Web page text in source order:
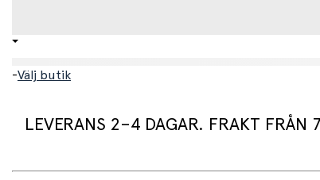
-Välj butik
LEVERANS 2–4 DAGAR. FRAKT FRÅN